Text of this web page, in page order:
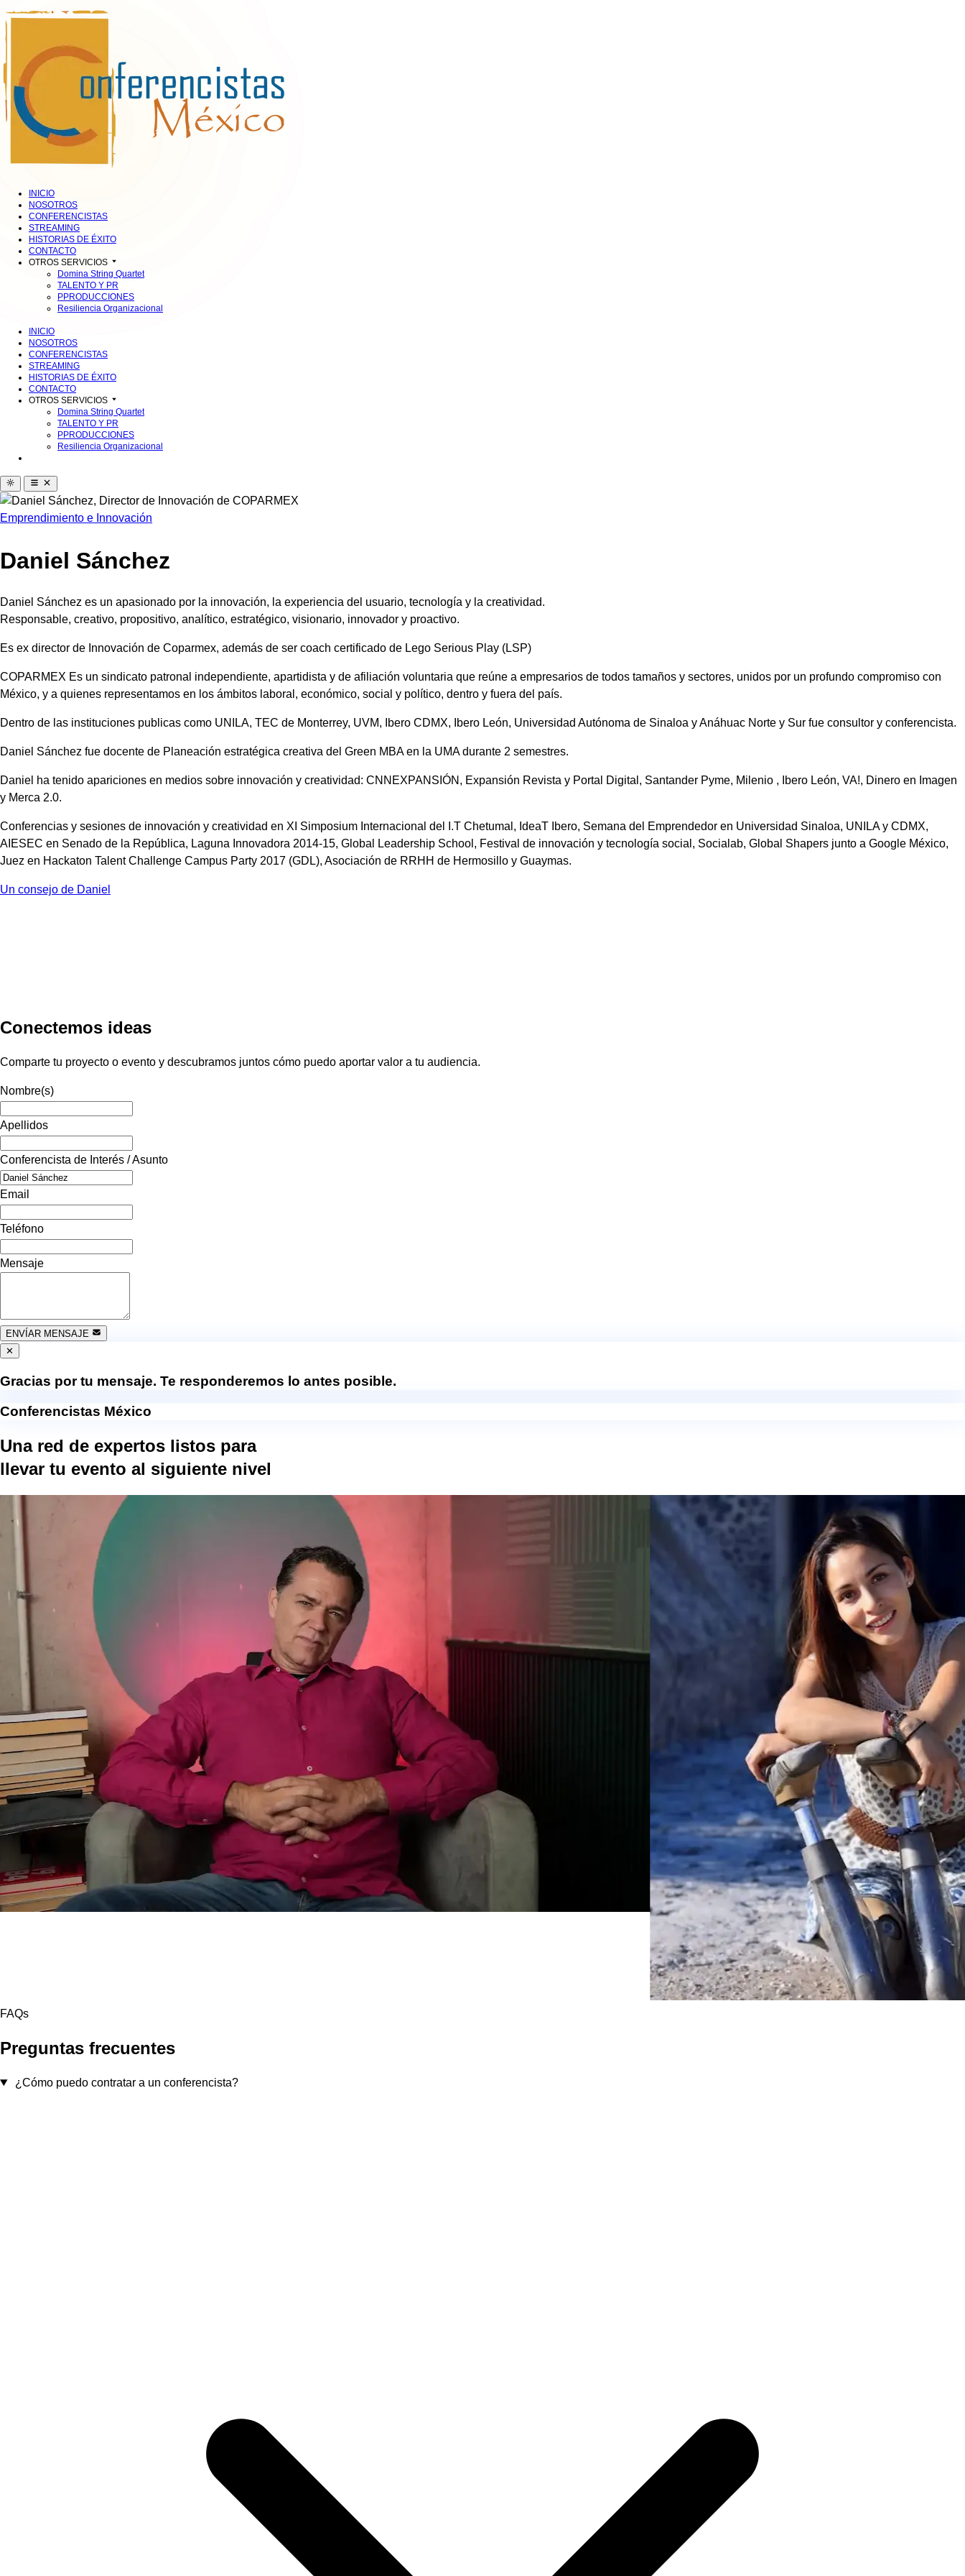
INICIO
NOSOTROS
CONFERENCISTAS
STREAMING
HISTORIAS DE ÉXITO
CONTACTO
OTROS SERVICIOS
Domina String Quartet
TALENTO Y PR
PPRODUCCIONES
Resiliencia Organizacional
INICIO
NOSOTROS
CONFERENCISTAS
STREAMING
HISTORIAS DE ÉXITO
CONTACTO
OTROS SERVICIOS
Domina String Quartet
TALENTO Y PR
PPRODUCCIONES
Resiliencia Organizacional
Emprendimiento e Innovación
Daniel Sánchez
Daniel Sánchez es un apasionado por la innovación, la experiencia del usuario, tecnología y la creatividad.
Responsable, creativo, propositivo, analítico, estratégico, visionario, innovador y proactivo.
Es ex director de Innovación de Coparmex, además de ser coach certificado de Lego Serious Play (LSP)
COPARMEX Es un sindicato patronal independiente, apartidista y de afiliación voluntaria que reúne a empresarios de todos tamaños y sectores, unidos por un profundo compromiso con
México, y a quienes representamos en los ámbitos laboral, económico, social y político, dentro y fuera del país.
Dentro de las instituciones publicas como UNILA, TEC de Monterrey, UVM, Ibero CDMX, Ibero León, Universidad Autónoma de Sinaloa y Anáhuac Norte y Sur fue consultor y conferencista.
Daniel Sánchez fue docente de Planeación estratégica creativa del Green MBA en la UMA durante 2 semestres.
Daniel ha tenido apariciones en medios sobre innovación y creatividad: CNNEXPANSIÓN, Expansión Revista y Portal Digital, Santander Pyme, Milenio , Ibero León, VA!, Dinero en Imagen
y Merca 2.0.
Conferencias y sesiones de innovación y creatividad en XI Simposium Internacional del I.T Chetumal, IdeaT Ibero, Semana del Emprendedor en Universidad Sinaloa, UNILA y CDMX,
AIESEC en Senado de la República, Laguna Innovadora 2014-15, Global Leadership School, Festival de innovación y tecnología social, Socialab, Global Shapers junto a Google México,
Juez en Hackaton Talent Challenge Campus Party 2017 (GDL), Asociación de RRHH de Hermosillo y Guaymas.
Un consejo de Daniel
Conectemos ideas
Comparte tu proyecto o evento y descubramos juntos cómo puedo aportar valor a tu audiencia.
Nombre(s)
Apellidos
Conferencista de Interés / Asunto
Email
Teléfono
Mensaje
ENVÍAR MENSAJE
✕
Gracias por tu mensaje. Te responderemos lo antes posible.
Conferencistas México
Una red de expertos listos para
llevar tu evento al siguiente nivel
FAQs
Preguntas frecuentes
¿Cómo puedo contratar a un conferencista?